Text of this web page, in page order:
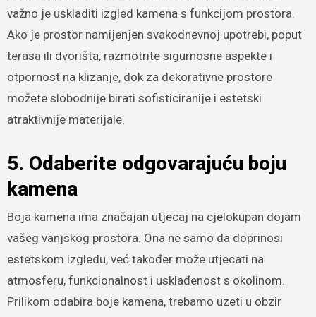
važno je uskladiti izgled kamena s funkcijom prostora.
Ako je prostor namijenjen svakodnevnoj upotrebi, poput
terasa ili dvorišta, razmotrite sigurnosne aspekte i
otpornost na klizanje, dok za dekorativne prostore
možete slobodnije birati sofisticiranije i estetski
atraktivnije materijale.
5. Odaberite odgovarajuću boju
kamena
Boja kamena ima značajan utjecaj na cjelokupan dojam
vašeg vanjskog prostora. Ona ne samo da doprinosi
estetskom izgledu, već također može utjecati na
atmosferu, funkcionalnost i usklađenost s okolinom.
Prilikom odabira boje kamena, trebamo uzeti u obzir